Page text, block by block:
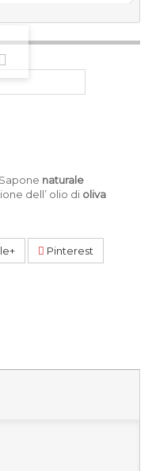
Sapone naturale
dell’ olio di oliva
Pinterest